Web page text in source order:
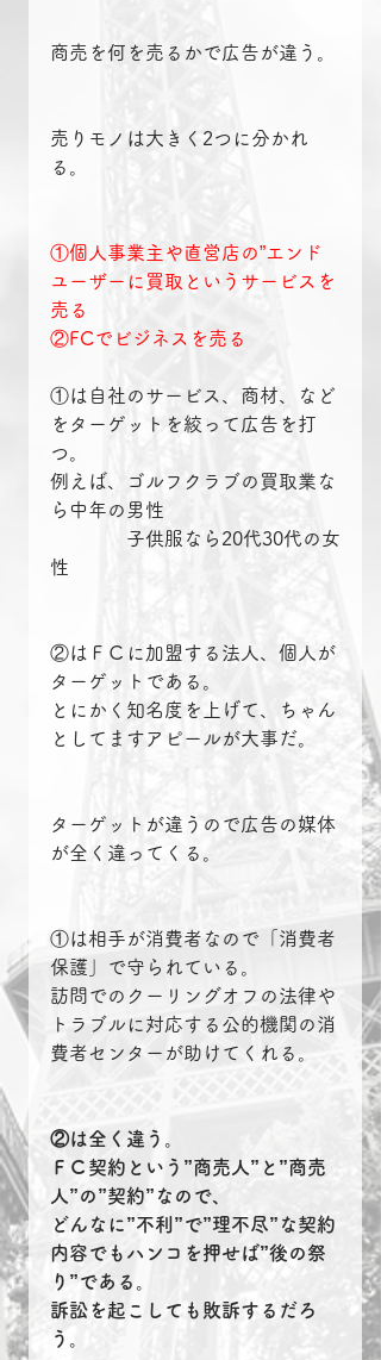
商売を何を売るかで広告が違う。
売りモノは大きく2つに分かれ
る。
①個人事業主や直営店の”エンド
ユーザーに買取というサービスを
売る
②FCでビジネスを売る
①は自社のサービス、商材、など
をターゲットを絞って広告を打
つ。
例えば、ゴルフクラブの買取業な
ら中年の男性
子供服なら20代30代の女
性
②はＦＣに加盟する法人、個人が
ターゲットである。
とにかく知名度を上げて、ちゃん
としてますアピールが大事だ。
ターゲットが違うので広告の媒体
が全く違ってくる。
①は相手が消費者なので「消費者
保護」で守られている。
訪問でのクーリングオフの法律や
トラブルに対応する公的機関の消
費者センターが助けてくれる。
②は全く違う。
ＦＣ契約という”商売人”と”商売
人”の”契約”なので、
どんなに”不利”で”理不尽”な契約
内容でもハンコを押せば”後の祭
り”である。
訴訟を起こしても敗訴するだろ
う。